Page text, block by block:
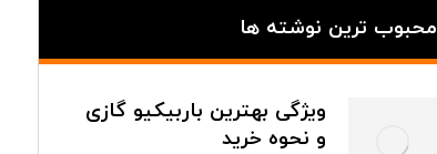
محبوب ترین نوشته ها
ویژگی بهترین باربیکیو گازی
و نحوه خرید